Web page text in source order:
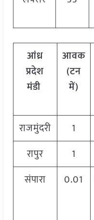
आंध्र
प्रदेश
मंडी
आवक
(टन
में)
राजमुंदरी 1
रापुर
1
संपारा
0.01